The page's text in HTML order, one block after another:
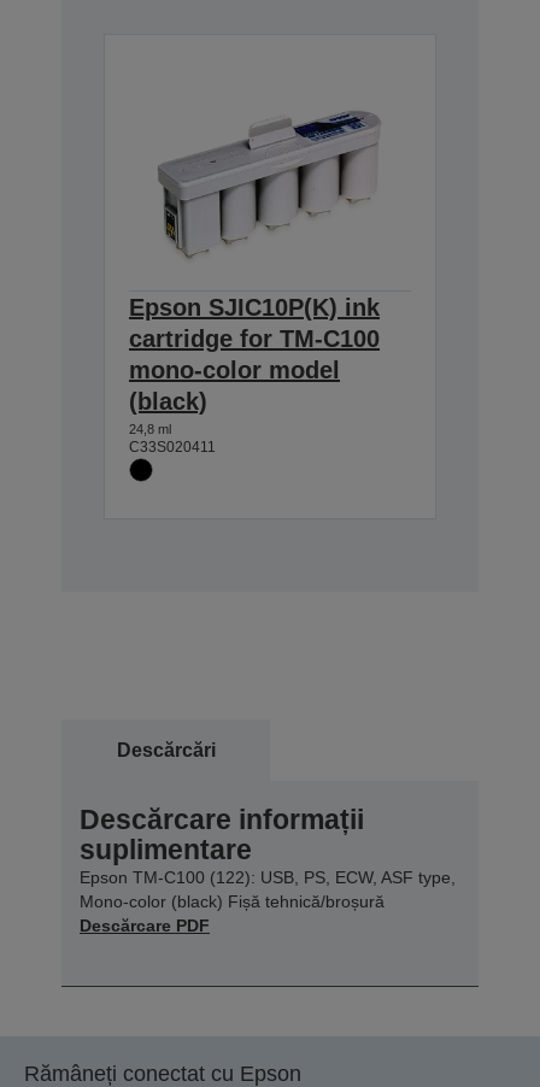
Epson SJIC10P(K) ink
cartridge for TM-C100
mono-color model
(black)
24,8 ml
C33S020411
Descărcări
Descărcare informații
suplimentare
Epson TM-C100 (122): USB, PS, ECW, ASF type,
Mono-color (black) Fișă tehnică/broșură
Descărcare PDF
Rămâneți conectat cu Epson